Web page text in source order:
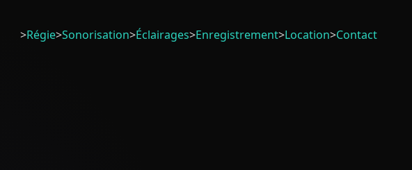
>Régie>Sonorisation>Éclairages>Enregistrement>Location>Contact